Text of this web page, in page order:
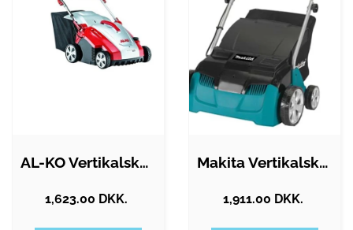
AL-KO Vertikalskærer Combi Care 36 E…
1,623.00 DKK.
Makita Vertikalskærer UV3200
1,911.00 DKK.